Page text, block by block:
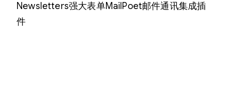
Newsletters强大表单MailPoet邮件通讯集成插
件